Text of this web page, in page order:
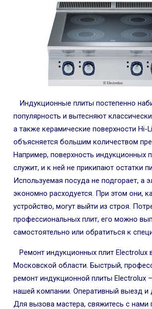
Индукционные плиты постепенно
популярность и вытесняют
а также керамические поверхности Hi-
объясняется большим количеством
Например, поверхность индукционных
служит, и к ней не прикипают остатки
Используемая посуда не подгорает, а
экономно расходуется. При этом они,
устройство, могут выйти из строя.
профессиональных плит, его можно
самостоятельно или обратиться к
Ремонт индукционных плит Electrolux
Московской области. Быстрый,
ремонт индукционной плиты Electrolux
нашей компании. Оперативный выезд и
Для вызова мастера, свяжитесь с нами